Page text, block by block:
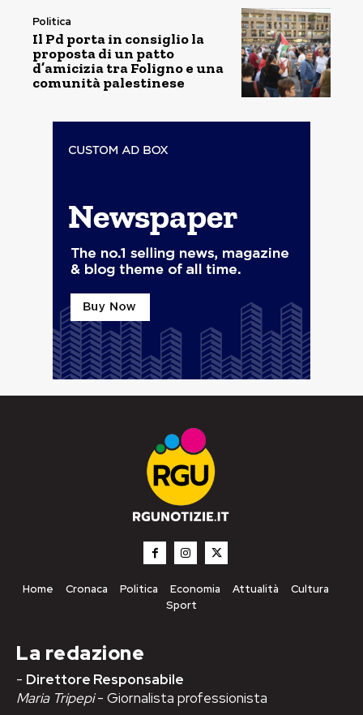
Politica
Il Pd porta in consiglio la
proposta di un patto
d’amicizia tra Foligno e una
comunità palestinese
Home Cronaca Politica Economia Attualità
Cultura
Sport
La redazione
- Direttore Responsabile
Maria Tripepi- Giornalista professionista